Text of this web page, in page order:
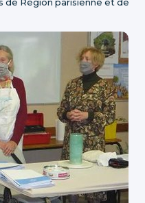
de Région parisienne et de